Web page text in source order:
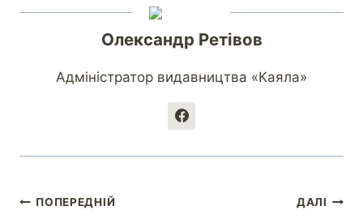
Олександр Ретівов
Адміністратор видавництва «Каяла»
ПОПЕРЕДНІЙ ДАЛІ